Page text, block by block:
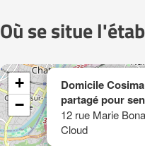
Où se situe
Domicile
partagé pour
12 rue Marie
Cloud
+
−